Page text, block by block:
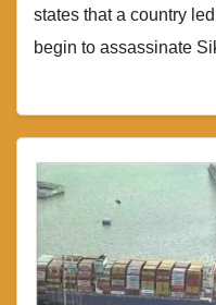
states that a country
begin to assassinate